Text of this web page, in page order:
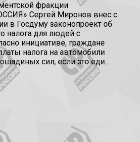
фракции
Сергей Миронов внес с
в Госдуму законопроект об
налога для людей с
инициативе, граждане
налога на автомобили
сил, если это еди…